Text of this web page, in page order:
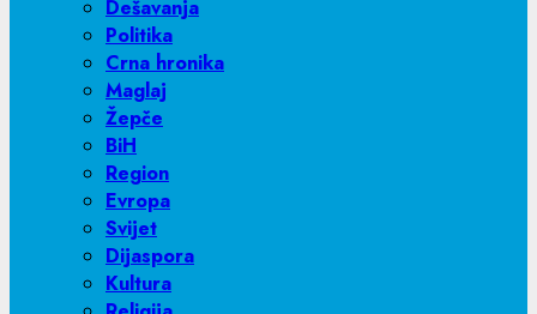
Dešavanja
Politika
Crna hronika
Maglaj
Žepče
BiH
Region
Evropa
Svijet
Dijaspora
Kultura